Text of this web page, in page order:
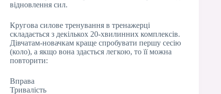
відновлення сил.
Кругова силове тренування в тренажерці
складається з декількох 20-хвилинних комплексів.
Дівчатам-новачкам краще спробувати першу сесію
(коло), а якщо вона здасться легкою, то її можна
повторити:
Вправа
Тривалість